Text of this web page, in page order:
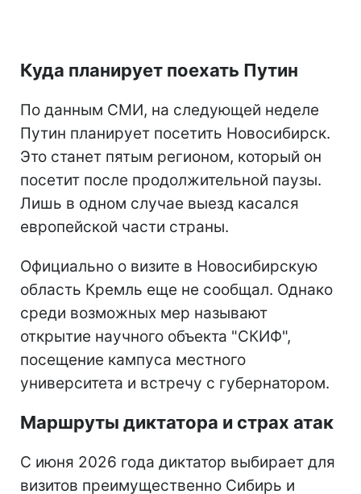
Куда планирует поехать Путин
По данным СМИ, на следующей неделе
Путин планирует посетить Новосибирск.
Это станет пятым регионом, который он
посетит после продолжительной паузы.
Лишь в одном случае выезд касался
европейской части страны.
Официально о визите в Новосибирскую
область Кремль еще не сообщал. Однако
среди возможных мер называют
открытие научного объекта "СКИФ",
посещение кампуса местного
университета и встречу с губернатором.
Маршруты диктатора и страх атак
С июня 2026 года диктатор выбирает для
визитов преимущественно Сибирь и